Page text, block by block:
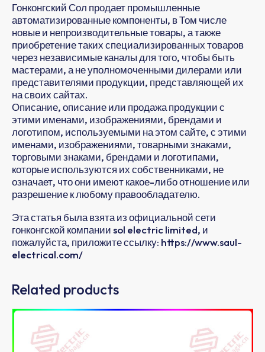
Гонконгский Сол продает промышленные
автоматизированные компоненты, в Том числе
новые и непроизводительные товары, а также
приобретение таких специализированных товаров
через независимые каналы для того, чтобы быть
мастерами, а не уполномоченными дилерами или
представителями продукции, представляющей их
на своих сайтах.
Описание, описание или продажа продукции с
этими именами, изображениями, брендами и
логотипом, используемыми на этом сайте, с этими
именами, изображениями, товарными знаками,
торговыми знаками, брендами и логотипами,
которые используются их собственниками, не
означает, что они имеют какое-либо отношение или
разрешение к любому правообладателю.
Эта статья была взята из официальной сети
гонконгской компании sol electric limited, и
пожалуйста, приложите ссылку: https://www.saul-
electrical.com/
Related products